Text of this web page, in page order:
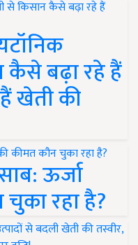
कैसे बढ़ा रहे हैं
खेती की
ऊर्जा
रहा है?